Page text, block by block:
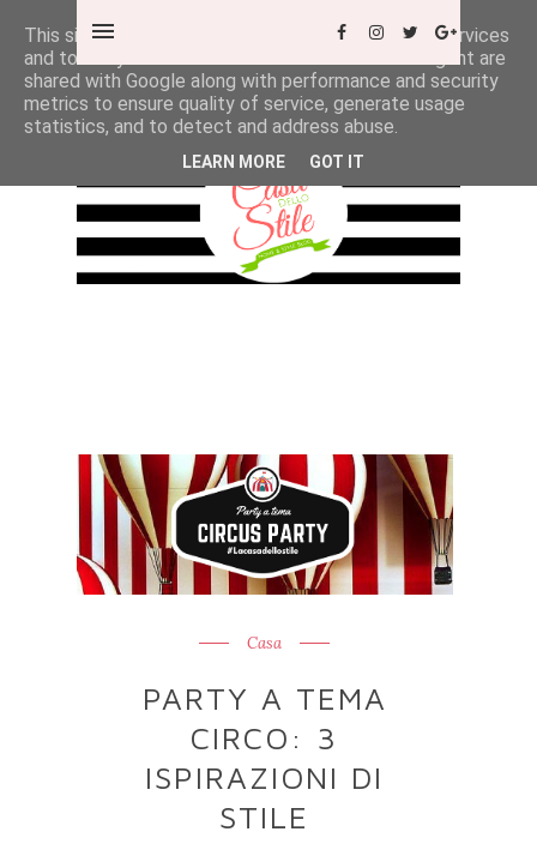
Casa
PARTY A TEMA
CIRCO: 3
ISPIRAZIONI DI
STILE
This site uses cookies from Google to deliver its services
and to analyze traffic. Your IP address and user-agent are
shared with Google along with performance and security
metrics to ensure quality of service, generate usage
statistics, and to detect and address abuse.
LEARN MORE GOT IT